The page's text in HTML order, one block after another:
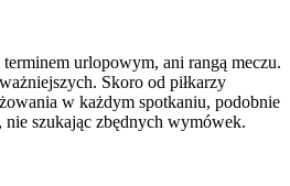
terminem urlopowym, ani rangą meczu.
Skoro od piłkarzy
w każdym spotkaniu, podobnie
szukając zbędnych wymówek.